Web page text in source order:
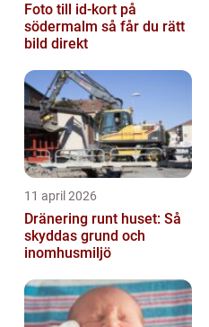
Foto till id-kort på
södermalm så får du rätt
bild direkt
11 april 2026
Dränering runt huset: Så
skyddas grund och
inomhusmiljö